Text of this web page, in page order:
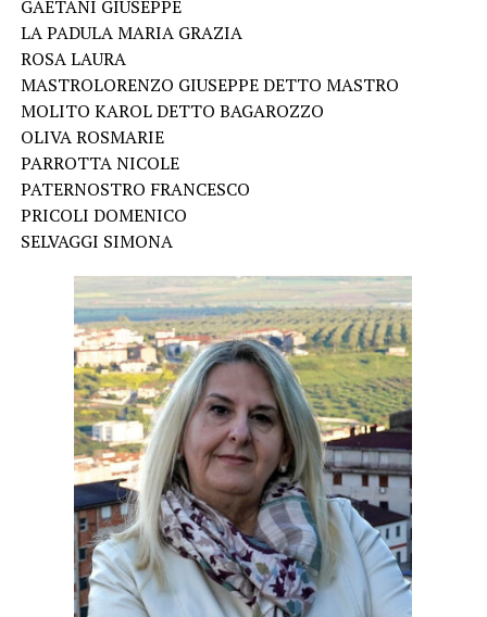
GAETANI GIUSEPPE
LA PADULA MARIA GRAZIA
ROSA LAURA
MASTROLORENZO GIUSEPPE DETTO MASTRO
MOLITO KAROL DETTO BAGAROZZO
OLIVA ROSMARIE
PARROTTA NICOLE
PATERNOSTRO FRANCESCO
PRICOLI DOMENICO
SELVAGGI SIMONA